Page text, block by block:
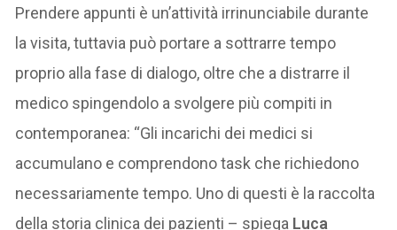
Prendere appunti è un’attività irrinunciabile durante
la visita, tuttavia può portare a sottrarre tempo
proprio alla fase di dialogo, oltre che a distrarre il
medico spingendolo a svolgere più compiti in
contemporanea: “Gli incarichi dei medici si
accumulano e comprendono task che richiedono
necessariamente tempo. Uno di questi è la raccolta
della storia clinica dei pazienti – spiega Luca